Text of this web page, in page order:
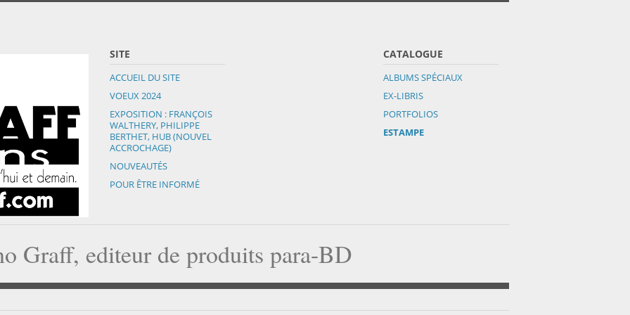
SITE
ACCUEIL DU SITE
VOEUX 2024
EXPOSITION : FRANÇOIS
WALTHERY, PHILIPPE
BERTHET, HUB (NOUVEL
ACCROCHAGE)
NOUVEAUTÉS
POUR ÊTRE INFORMÉ
CATALOGUE
ALBUMS SPÉCIAUX
EX-LIBRIS
PORTFOLIOS
ESTAMPE
Graff, editeur de produits para-BD